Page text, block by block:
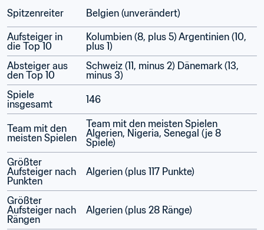
Spitzenreiter
Belgien (unverändert)
Aufsteiger in
die Top 10
Kolumbien (8, plus 5) Argentinien (10,
plus 1)
Absteiger aus
den Top 10
Schweiz (11, minus 2) Dänemark (13,
minus 3)
Spiele
insgesamt
146
Team mit den
meisten Spielen
Team mit den meisten Spielen
Algerien, Nigeria, Senegal (je 8
Spiele)
Größter
Aufsteiger nach
Punkten
Algerien (plus 117 Punkte)
Größter
Aufsteiger nach
Rängen
Algerien (plus 28 Ränge)